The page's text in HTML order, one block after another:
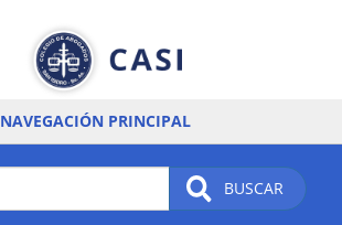
NAVEGACIÓN PRINCIPAL
BUSCAR